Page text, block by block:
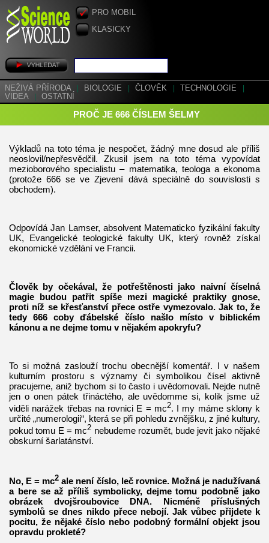
PRO MOBIL
KLASICKY
NEŽIVÁ PŘÍRODA BIOLOGIE ČLOVĚK TECHNOLOGIE
VIDEA
OSTATNÍ
PROČ JE 666 ČÍSLEM ŠELMY
Výkladů na toto téma je nespočet, žádný mne dosud ale příliš
neoslovil/nepřesvědčil. Zkusil jsem na toto téma vypovídat
mezioborového specialistu – matematika, teologa a ekonoma
(protože 666 se ve Zjevení dává speciálně do souvislosti s
obchodem).
Odpovídá Jan Lamser, absolvent Matematicko fyzikální fakulty
UK, Evangelické teologické fakulty UK, který rovněž získal
ekonomické vzdělání ve Francii.
Člověk by očekával, že potřeštěnosti jako naivní číselná
magie budou patřit spíše mezi magické praktiky gnose,
proti níž se křesťanství přece ostře vymezovalo. Jak to, že
tedy 666 coby ďábelské číslo našlo místo v biblickém
kánonu a ne dejme tomu v nějakém apokryfu?
To si možná zaslouží trochu obecnější komentář. I v našem
kulturním prostoru s významy či symbolikou čísel aktivně
pracujeme, aniž bychom si to často i uvědomovali. Nejde nutně
jen o onen pátek třináctého, ale uvědomme si, kolik jsme už
viděli narážek třebas na rovnici E = mc2. I my máme sklony k
určité „numerologii“, která se při pohledu zvnějšku, z jiné kultury,
pokud tomu E = mc2 nebudeme rozumět, bude jevit jako nějaké
obskurní šarlatánství.
No, E = mc2 ale není číslo, leč rovnice. Možná je nadužívaná
a bere se až příliš symbolicky, dejme tomu podobně jako
obrázek dvojšroubovice DNA. Nicméně příslušných
symbolů se dnes nikdo přece nebojí. Jak vůbec přijdete k
pocitu, že nějaké číslo nebo podobný formální objekt jsou
opravdu prokleté?